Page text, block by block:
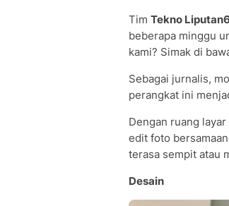
Tim Tekno
beberapa minggu
kami? Simak di
Sebagai jurnalis,
perangkat ini
Dengan ruang
edit foto
terasa sempit atau
Desain